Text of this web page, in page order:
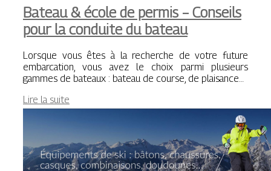
Bateau & école de permis – Conseils
pour la conduite du bateau
Lorsque vous êtes à la recherche de votre future
embarcation, vous avez le choix parmi plusieurs
gammes de bateaux : bateau de course, de plaisance…
Lire la suite